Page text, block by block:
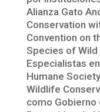
Alianza Gato
Conservation
Convention on
Species of Wild
Especialistas
Humane
Wildlife
como Gobierno